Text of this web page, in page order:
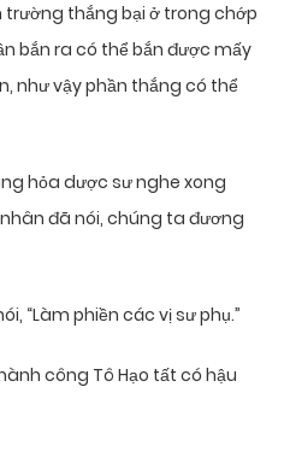
trường thắng bại ở trong chớp
bắn ra có thể bắn được mấy
như vậy phần thắng có thể
hỏa dược sư nghe xong
đã nói, chúng ta đương
“Làm phiền các vị sư phụ.”
công Tô Hạo tất có hậu